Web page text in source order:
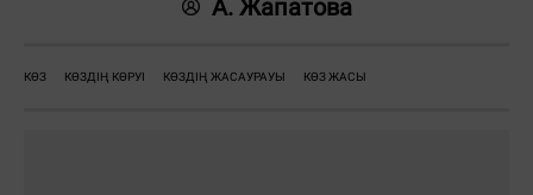
А. Жапатова
КӨЗ КӨЗДІҢ КӨРУІ КӨЗДІҢ ЖАСАУРАУЫ КӨЗ ЖАСЫ